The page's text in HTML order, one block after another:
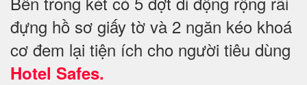
đựng hồ sơ giấy tờ và 2 ngăn kéo khoá
cơ đem lại tiện ích cho người tiêu dùng
Hotel Safes.